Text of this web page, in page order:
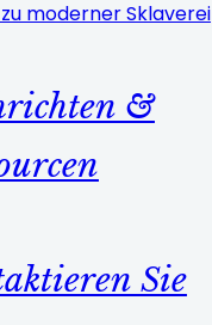
moderner Sklaverei
&
Sie